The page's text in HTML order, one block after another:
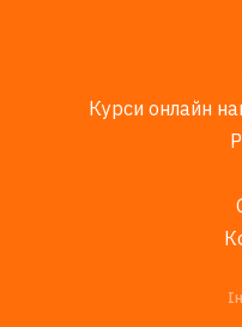
Курси онлайн